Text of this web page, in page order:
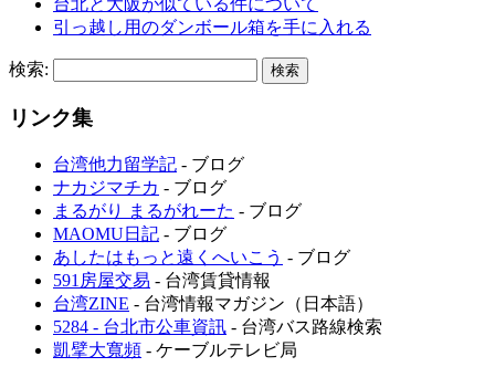
引っ越し用のダンボール箱を手に入れる
検索:
リンク集
台湾他力留学記 - ブログ
ナカジマチカ - ブログ
まるがり まるがれーた - ブログ
MAOMU日記 - ブログ
あしたはもっと遠くへいこう - ブログ
591房屋交易 - 台湾賃貸情報
台湾ZINE - 台湾情報マガジン（日本語）
5284 - 台北市公車資訊 - 台湾バス路線検索
凱擘大寬頻 - ケーブルテレビ局